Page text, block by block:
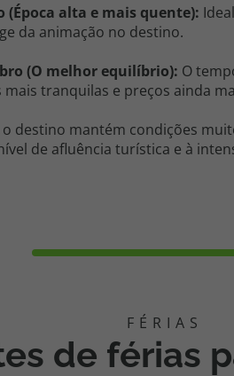
(Época alta e mais quente):
da animação no destino.
(O melhor equilíbrio): O
mais tranquilas e preços ainda
destino mantém condições
de afluência turística e à
de férias